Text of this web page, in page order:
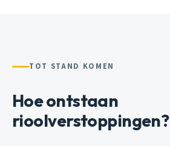
TOT STAND KOMEN
Hoe ontstaan
rioolverstoppingen?